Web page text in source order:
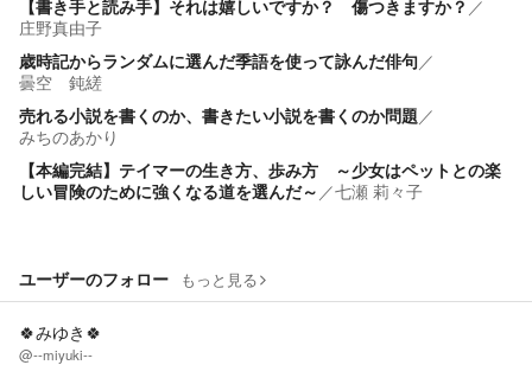
【書き手と読み手】それは嬉しいですか？ 傷つきますか？ ／
庄野真由子
歳時記からランダムに選んだ季語を使って詠んだ俳句／
曇空 鈍縒
売れる小説を書くのか、書きたい小説を書くのか問題／
みちのあかり
【本編完結】テイマーの生き方、歩み方 ～少女はペットとの楽
しい冒険のために強くなる道を選んだ～ ／七瀬 莉々子
ユーザーのフォロー もっと見る
🍀みゆき🍀
@--miyuki--